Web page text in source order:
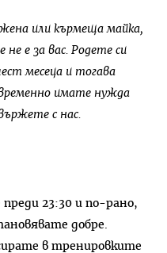
жена или кърмеща майка,
не е за вас. Родете си
месеца и тогава
имате нужда
с нас.
23:30 и по-рано,
добре.
в тренировките